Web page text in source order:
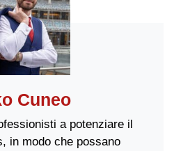
Cuneo
a potenziare il
in modo che possano